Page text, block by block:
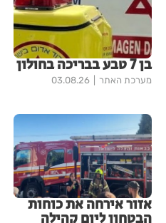
בן 7 טבע בבריכה בחולון
מערכת האתר 03.08.26
אזור אירחה את כוחות